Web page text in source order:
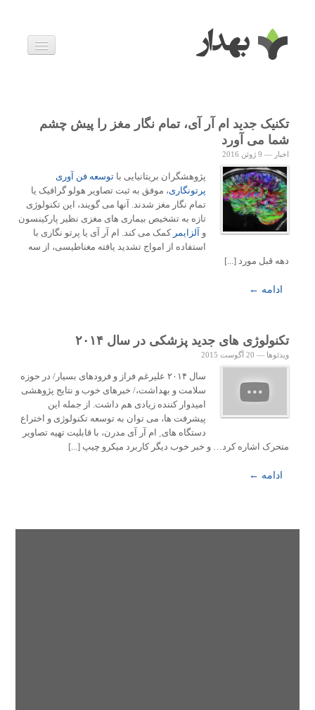
زندگی سالم
خانواده و بارداری
تکنیک جدید ام آر آی، تمام نگار مغز را پیش چشم
شما می آورد
اخبار — 9 ژوئن 2016
پژوهشگران بریتانیایی باتوسعه فن آوری
پرتونگاری، موفق به ثبت تصاویر هولو گرافیک یا
تمام نگار مغز شدند. آنها می گویند، این تکنولوژی
تازه به تشخیص بیماری های مغزی نظیر پارکینسون
و
آلزایمر کمک می کند. ام آر آی یا پرتو نگاری با
استفاده از امواج تشدید یافته مغناطیسی، از سه
دهه قبل مورد [...]
ادامه ←
تکنولوژی های جدید پزشکی در سال ۲۰۱۴
ویدئوها — 20 آگوست 2015
سال ۲۰۱۴ علیرغم فراز و فرودهای بسیار/ در حوزه
سلامت و بهداشت،/ خبرهای خوب و نتایج پژوهشی
امیدوار کننده زیادی هم داشت. از جمله این
پیشرفت ها، می توان به توسعه تکنولوژی و اختراع
دستگاه های ِ ام آر آی مدرن، با قابلیت تهیه تصاویر
متحرک اشاره کرد… و خبر خوب دیگر کاربرد میکرو چیپ [...]
ادامه ←